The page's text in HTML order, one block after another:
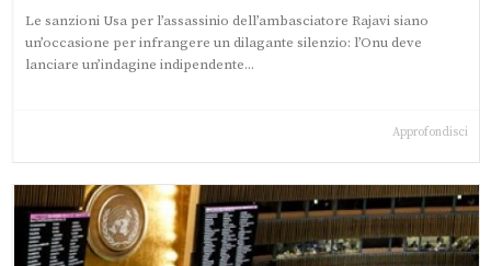
Le sanzioni Usa per l’assassinio dell’ambasciatore Rajavi siano
un’occasione per infrangere un dilagante silenzio: l’Onu deve
lanciare un’indagine indipendente...
Approfondisci